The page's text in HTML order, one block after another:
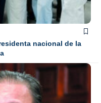
nacional de la